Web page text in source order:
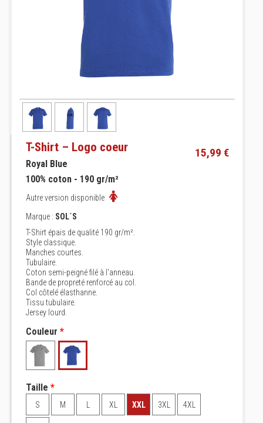
T-Shirt – Logo coeur 15,99 €
Royal Blue
100% coton - 190 gr/m²
Autre version disponible
Marque : SOL´S
T-Shirt épais de qualité 190 gr/m².
Style classique.
Manches courtes.
Tubulaire.
Coton semi-peigné filé à l'anneau.
Bande de propreté renforcé au col.
Col côtelé élasthanne.
Tissu tubulaire.
Jersey lourd.
Couleur *
Taille *
S M XL XXL 3XL 4XL